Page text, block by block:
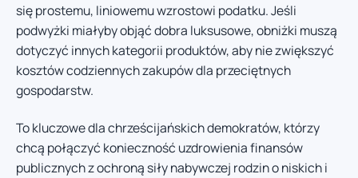
się prostemu, liniowemu wzrostowi podatku. Jeśli
podwyżki miałyby objąć dobra luksusowe, obniżki muszą
dotyczyć innych kategorii produktów, aby nie zwiększyć
kosztów codziennych zakupów dla przeciętnych
gospodarstw.
To kluczowe dla chrześcijańskich demokratów, którzy
chcą połączyć konieczność uzdrowienia finansów
publicznych z ochroną siły nabywczej rodzin o niskich i